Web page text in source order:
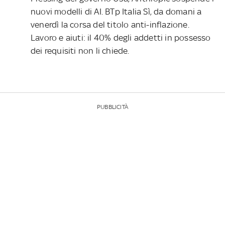
nuovi modelli di AI. BTp Italia Sì, da domani a
venerdì la corsa del titolo anti-inflazione.
Lavoro e aiuti: il 40% degli addetti in possesso
dei requisiti non li chiede.
PUBBLICITÀ